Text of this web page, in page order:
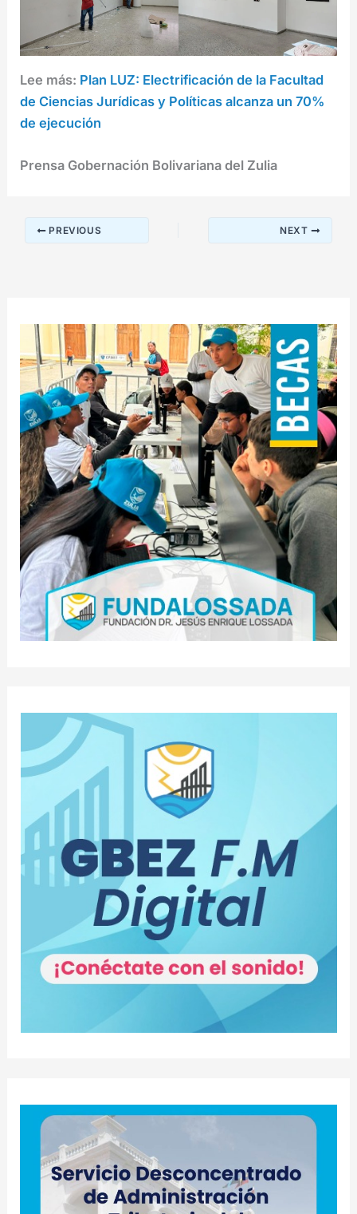
Lee más: Plan LUZ: Electrificación de la Facultad
de Ciencias Jurídicas y Políticas alcanza un 70%
de ejecución
Prensa Gobernación Bolivariana del Zulia
PREVIOUS NEXT